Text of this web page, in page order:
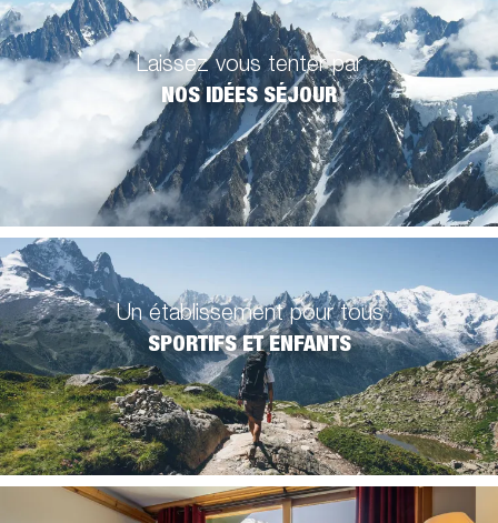
Laissez vous tenter par
NOS IDÉES SÉJOUR
Un établissement pour tous
SPORTIFS ET ENFANTS